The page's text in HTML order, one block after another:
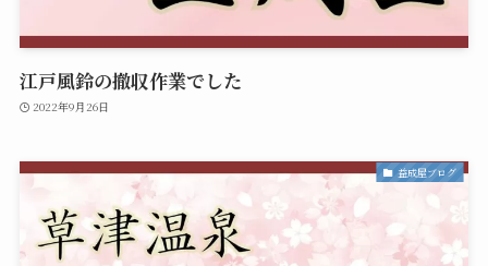
江戸風鈴の撤収作業でした
2022年9月26日
益成屋ブログ